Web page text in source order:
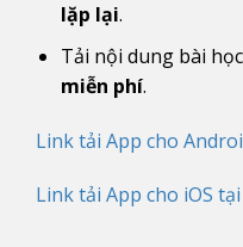
lặp lại.
Tải nội dung bài
miễn phí.
Link tải App cho
Link tải App cho iOS